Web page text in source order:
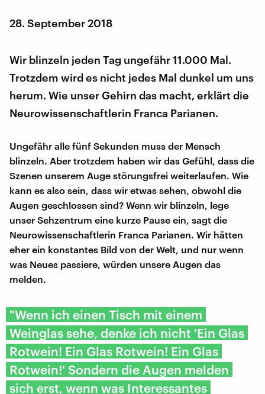
28. September 2018
Wir blinzeln jeden Tag ungefähr 11.000 Mal.
Trotzdem wird es nicht jedes Mal dunkel um uns
herum. Wie unser Gehirn das macht, erklärt die
Neurowissenschaftlerin Franca Parianen.
Ungefähr alle fünf Sekunden muss der Mensch
blinzeln. Aber trotzdem haben wir das Gefühl, dass die
Szenen unserem Auge störungsfrei weiterlaufen. Wie
kann es also sein, dass wir etwas sehen, obwohl die
Augen geschlossen sind? Wenn wir blinzeln, lege
unser Sehzentrum eine kurze Pause ein, sagt die
Neurowissenschaftlerin Franca Parianen. Wir hätten
eher ein konstantes Bild von der Welt, und nur wenn
was Neues passiere, würden unsere Augen das
melden.
"Wenn ich einen Tisch mit einem
Weinglas sehe, denke ich nicht 'Ein Glas
Rotwein! Ein Glas Rotwein! Ein Glas
Rotwein!' Sondern die Augen melden
sich erst, wenn was Interessantes